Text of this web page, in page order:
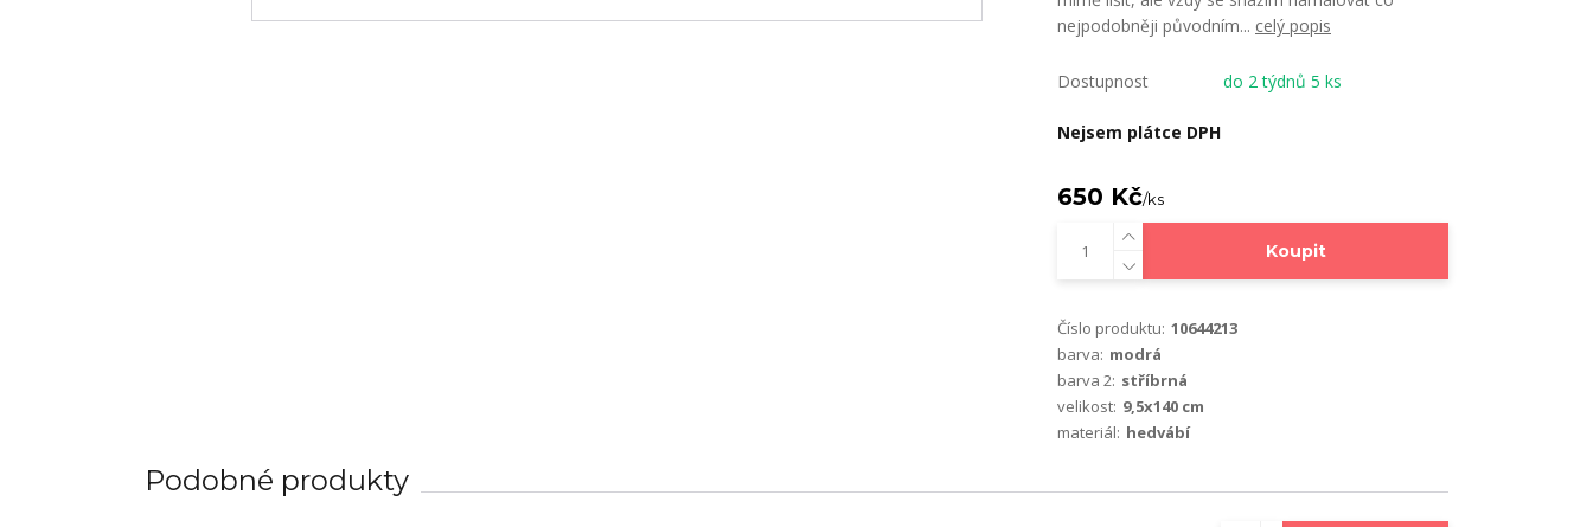
nejpodobněji původním... celý popis
Dostupnost do 2 týdnů 5 ks
Nejsem plátce DPH
650 Kč/ks
Koupit
Číslo produktu: 10644213
barva: modrá
barva 2: stříbrná
velikost: 9,5x140 cm
materiál: hedvábí
Podobné produkty